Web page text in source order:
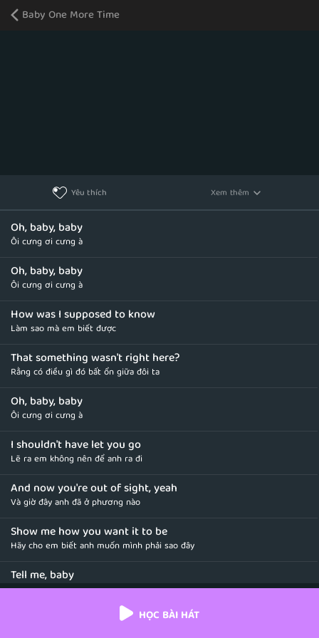
Baby One More Time
Yêu thích Xem thêm
Oh, baby, baby
Ôi cưng ơi cưng à
Oh, baby, baby
Ôi cưng ơi cưng à
How was I supposed to know
Làm sao mà em biết được
That something wasn't right here?
Rằng có điều gì đó bất ổn giữa đôi ta
Oh, baby, baby
Ôi cưng ơi cưng à
I shouldn't have let you go
Lẽ ra em không nên để anh ra đi
And now you're out of sight, yeah
Và giờ đây anh đã ở phương nào
Show me how you want it to be
Hãy cho em biết anh muốn mình phải sao đây
Tell me, baby
Hãy nói em nghe đi
'Cause I need to know nowHỌC BÀI HÁT